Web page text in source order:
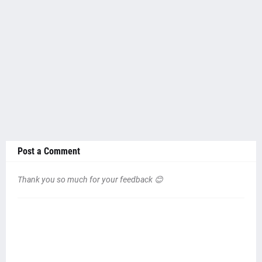
Post a Comment
Thank you so much for your feedback 😊